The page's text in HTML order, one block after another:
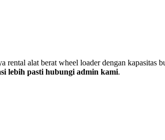
alat berat wheel loader dengan kapasitas
lebih pasti hubungi admin kami.